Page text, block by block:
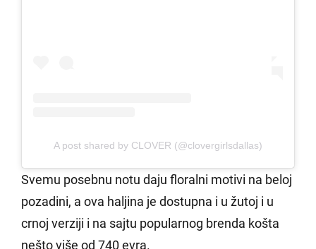
A post shared by CLOVER (@clovergirlsdallas)
Svemu posebnu notu daju floralni motivi na beloj
pozadini, a ova haljina je dostupna i u žutoj i u
crnoj verziji i na sajtu popularnog brenda košta
nešto više od 740 evra.